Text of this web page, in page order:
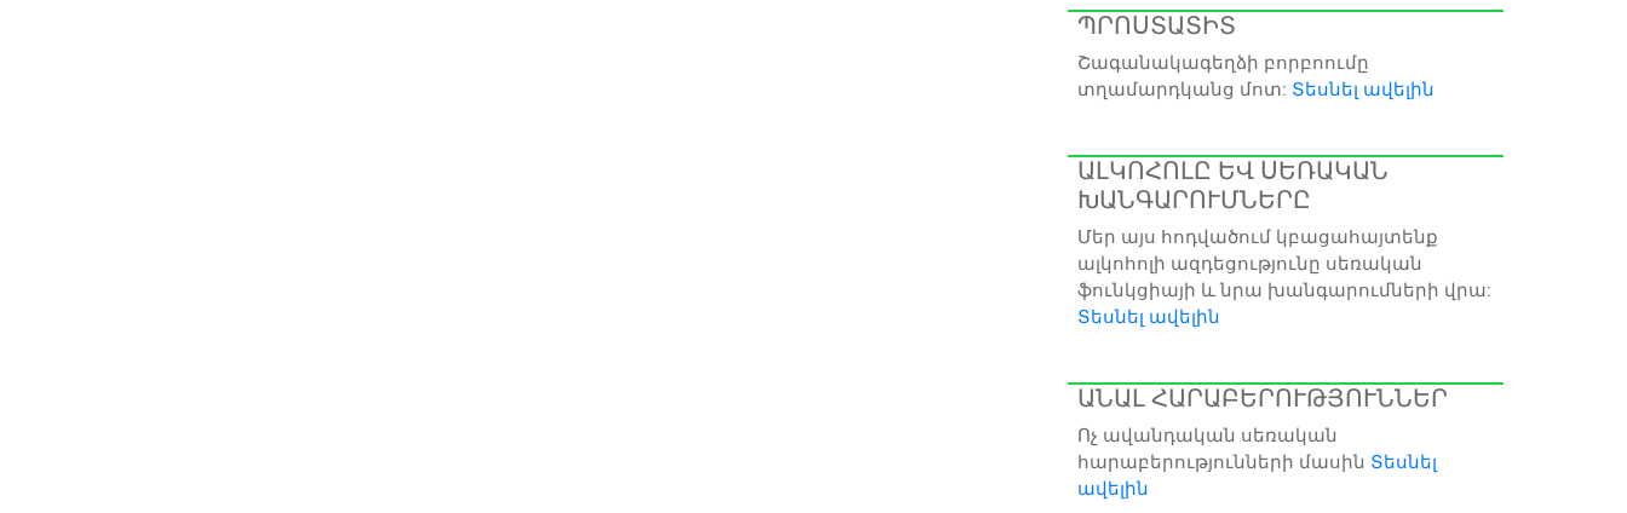
ՊՐՈՍՏԱՏԻՏ
Շագանակագեղձի բորբոումը
տղամարդկանց մոտ: Տեսնել ավելին
ԱԼԿՈՀՈԼԸ ԵՎ ՍԵՌԱԿԱՆ
ԽԱՆԳԱՐՈՒՄՆԵՐԸ
Մեր այս հոդվածում կբացահայտենք
ալկոհոլի ազդեցությունը սեռական
ֆունկցիայի և նրա խանգարումների վրա:
Տեսնել ավելին
ԱՆԱԼ ՀԱՐԱԲԵՐՈՒԹՅՈՒՆՆԵՐ
Ոչ ավանդական սեռական
հարաբերությունների մասին Տեսնել
ավելին